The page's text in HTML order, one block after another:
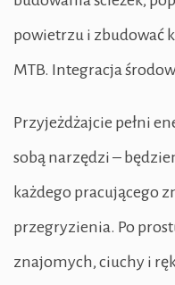
powietrzu i zbudować
MTB. Integracja
Przyjeżdżajcie pełni
sobą narzędzi –
każdego pracującego
przegryzienia. Po
znajomych, ciuchy i